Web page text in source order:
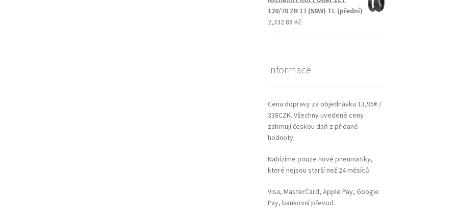
120/70 ZR 17 (58W) TL (přední)
2,332.88 Kč
Informace
Cena dopravy za objednávku 13,95€ /
338CZK. Všechny uvedené ceny
zahrnují českou daň z přidané
hodnoty.
Nabízíme pouze nové pneumatiky,
které nejsou starší než 24 měsíců.
Visa, MasterCard, Apple Pay, Google
Pay, bankovní převod.